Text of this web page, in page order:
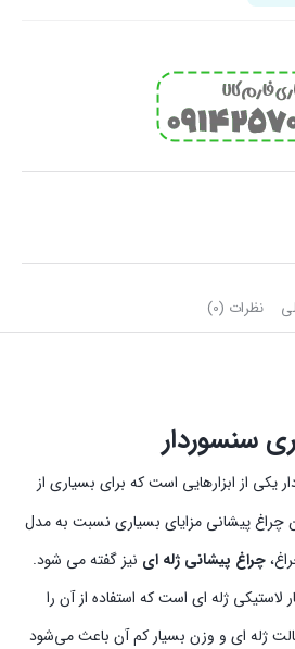
نظرات (0)
سنسوردار
یکی از ابزارهایی است که برای بسیاری از
چراغ پیشانی مزایای بسیاری نسبت به مدل
چراغ پیشانی ژله ای نیز گفته می شود.
ژله ای است که استفاده از آن را
ژله ای و وزن بسیار کم آن باعث می‌شود